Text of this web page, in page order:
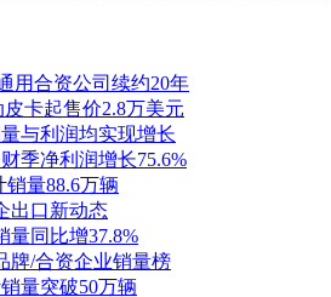
用合资公司续约20年
卡起售价2.8万美元
与利润均实现增长
季净利润增长75.6%
销量88.6万辆
出口新动态
量同比增37.8%
牌/合资企业销量榜
量突破50万辆